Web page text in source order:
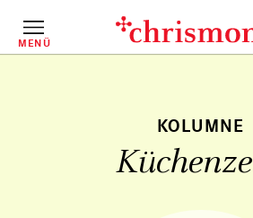
InhaltMENÜ